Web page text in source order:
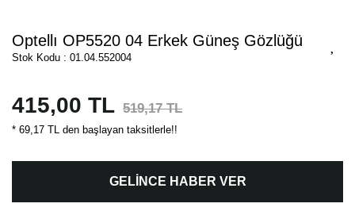
Optellı OP5520 04 Erkek Güneş Gözlüğü
Stok Kodu : 01.04.552004
415,00 TL 519,17 TL
* 69,17 TL den başlayan taksitlerle!!
GELİNCE HABER VER